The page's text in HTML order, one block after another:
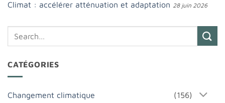
Climat : accélérer atténuation et adaptation 28 juin 2026
CATÉGORIES
Changement climatique (156)